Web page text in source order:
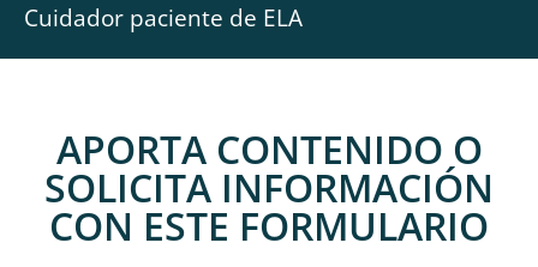
Cuidador paciente de ELA
APORTA CONTENIDO O
SOLICITA INFORMACIÓN
CON ESTE FORMULARIO